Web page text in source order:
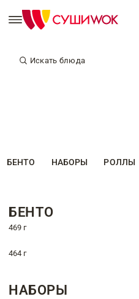
Искать блюда
БЕНТО НАБОРЫ РОЛЛЫ
БЕНТО
469 г
464 г
НАБОРЫ